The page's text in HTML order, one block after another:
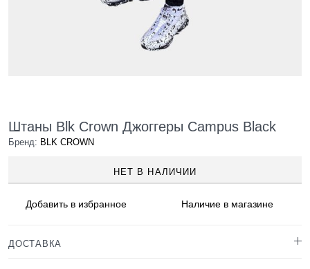
Штаны Blk Crown Джоггеры Campus Black
Бренд: BLK CROWN
НЕТ В НАЛИЧИИ
Добавить в избранное Наличиев магазине
ДОСТАВКА